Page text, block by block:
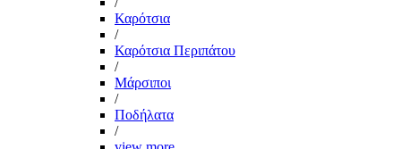
Καρότσια
/
Καρότσια Περιπάτου
/
Μάρσιποι
/
Ποδήλατα
/